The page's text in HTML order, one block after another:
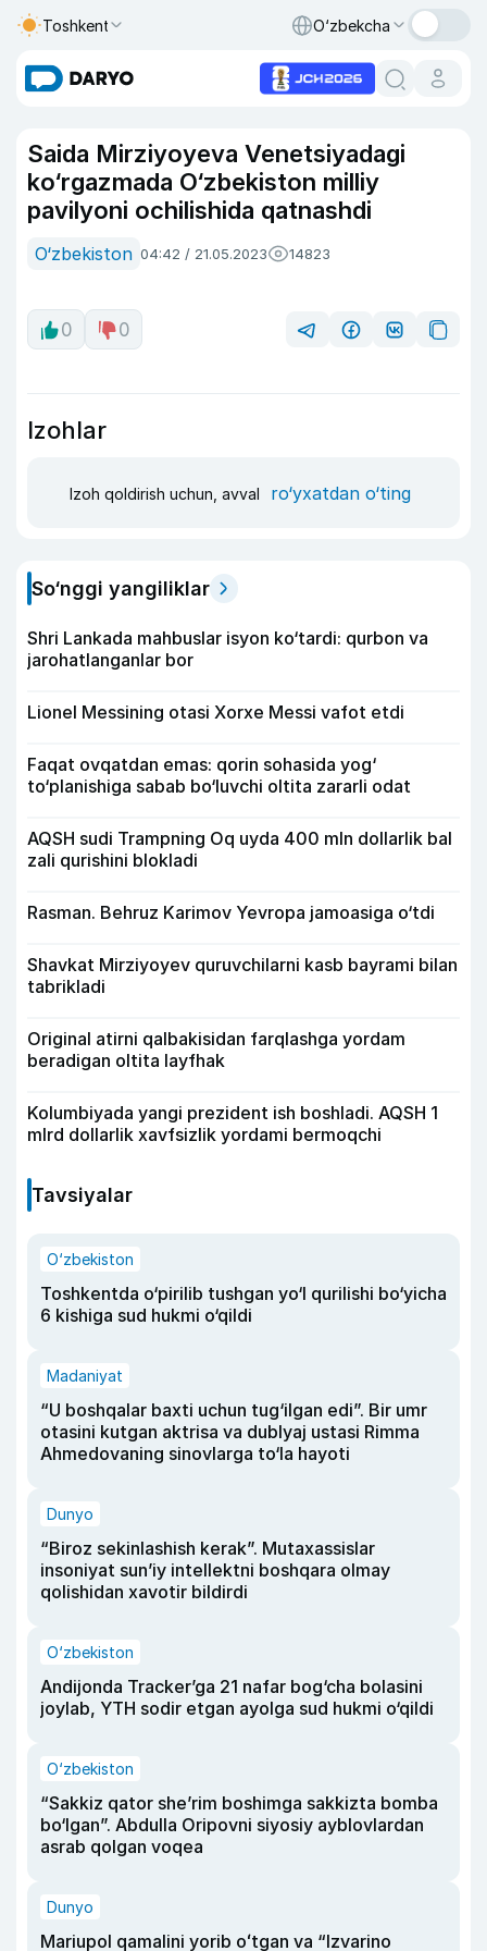
Toshkent O‘zbekcha
Saida Mirziyoyeva Venetsiyadagi
ko‘rgazmada O‘zbekiston milliy
pavilyoni ochilishida qatnashdi
O‘zbekiston 04:42 / 21.05.2023 14823
0 0
Izohlar
Izoh qoldirish uchun, avval ro‘yxatdan o‘ting
So‘nggi yangiliklar
Shri Lankada mahbuslar isyon ko‘tardi: qurbon va
jarohatlanganlar bor
Lionel Messining otasi Xorxe Messi vafot etdi
Faqat ovqatdan emas: qorin sohasida yog‘
to‘planishiga sabab bo‘luvchi oltita zararli odat
AQSH sudi Trampning Oq uyda 400 mln dollarlik bal
zali qurishini blokladi
Rasman. Behruz Karimov Yevropa jamoasiga o‘tdi
Shavkat Mirziyoyev quruvchilarni kasb bayrami bilan
tabrikladi
Original atirni qalbakisidan farqlashga yordam
beradigan oltita layfhak
Kolumbiyada yangi prezident ish boshladi. AQSH 1
mlrd dollarlik xavfsizlik yordami bermoqchi
Tavsiyalar
O‘zbekiston
Toshkentda o‘pirilib tushgan yo‘l qurilishi bo‘yicha
6 kishiga sud hukmi o‘qildi
Madaniyat
“U boshqalar baxti uchun tug‘ilgan edi”. Bir umr
otasini kutgan aktrisa va dublyaj ustasi Rimma
Ahmedovaning sinovlarga to‘la hayoti
Dunyo
“Biroz sekinlashish kerak”. Mutaxassislar
insoniyat sun’iy intellektni boshqara olmay
qolishidan xavotir bildirdi
O‘zbekiston
Andijonda Tracker’ga 21 nafar bog‘cha bolasini
joylab, YTH sodir etgan ayolga sud hukmi o‘qildi
O‘zbekiston
“Sakkiz qator she’rim boshimga sakkizta bomba
bo‘lgan”. Abdulla Oripovni siyosiy ayblovlardan
asrab qolgan voqea
Dunyo
Mariupol qamalini yorib oʻtgan va “Izvarino